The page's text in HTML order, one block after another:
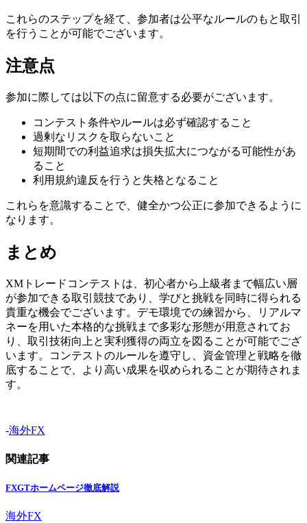
これらのステップを経て、参加者は公平なルールのもと取引
を行うことが可能でございます。
注意点
参加に際しては以下の点に留意する必要がございます。
コンテスト条件やルールは必ず確認すること
過剰なリスクを取らないこと
短期間での利益追求は損失拡大につながる可能性があ
ること
利用規約違反を行うと失格となること
これらを意識することで、健全かつ公正に参加できるように
なります。
まとめ
XMトレードコンテストは、初心者から上級者まで幅広い層
が参加できる取引競技であり、学びと挑戦を同時に得られる
貴重な機会でございます。デモ環境での練習から、リアルマ
ネーを用いた本格的な挑戦まで多彩な形態が用意されてお
り、取引技術向上と実利獲得の両立を図ることが可能でござ
います。コンテストのルールを遵守し、資金管理と戦略を徹
底することで、より高い成果を収められることが期待されま
す。
-海外FX
関連記事
FXGTホームページ徹底解説
海外FX